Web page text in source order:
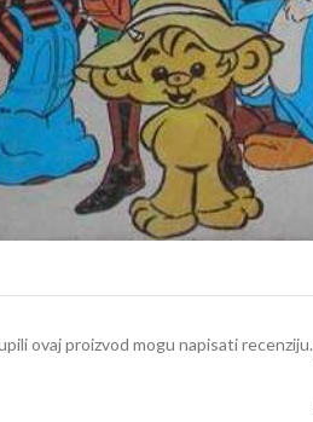
ovaj proizvod mogu napisati recenziju.